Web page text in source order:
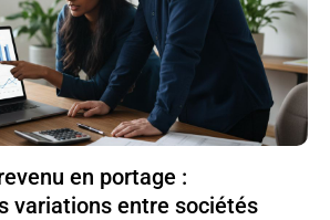
en portage :
variations entre sociétés